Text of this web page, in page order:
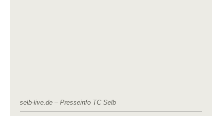
selb-live.de – Presseinfo TC Selb